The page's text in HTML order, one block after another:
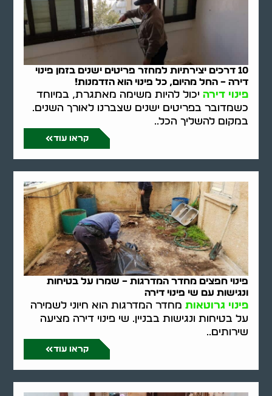
10 דרכים יצירתיות למחזר פריטים ישנים בזמן פינוי
דירה – החל מהיום, כל פינוי הוא הזדמנות!
פינוי דירה יכול להיות משימה מאתגרת, במיוחד
כשמדובר בפריטים ישנים שצברנו לאורך השנים.
במקום להשליך הכל..
קראו עוד
פינוי חפצים מחדר המדרגות – שמרו על בטיחות
ונגישות עם שי פינוי דירה
פינוי גרוטאות מחדר המדרגות הוא חיוני לשמירה
על בטיחות ונגישות בבניין. שי פינוי דירה מציעה
שירותים..
קראו עוד